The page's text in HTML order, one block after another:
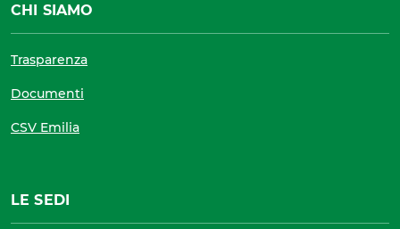
CHI SIAMO
Trasparenza
Documenti
CSV Emilia
LE SEDI